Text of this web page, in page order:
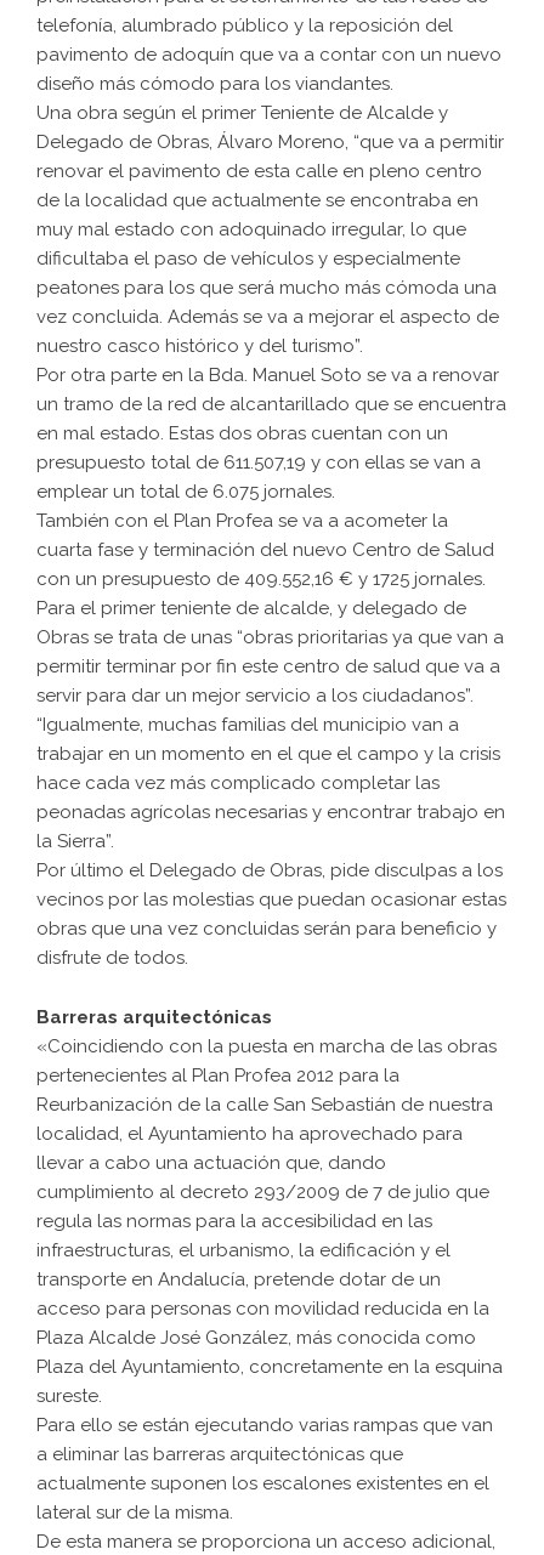
telefonía, alumbrado público y la reposición del
pavimento de adoquín que va a contar con un nuevo
diseño más cómodo para los viandantes.
Una obra según el primer Teniente de Alcalde y
Delegado de Obras, Álvaro Moreno, “que va a permitir
renovar el pavimento de esta calle en pleno centro
de la localidad que actualmente se encontraba en
muy mal estado con adoquinado irregular, lo que
dificultaba el paso de vehículos y especialmente
peatones para los que será mucho más cómoda una
vez concluida. Además se va a mejorar el aspecto de
nuestro casco histórico y del turismo”.
Por otra parte en la Bda. Manuel Soto se va a renovar
un tramo de la red de alcantarillado que se encuentra
en mal estado. Estas dos obras cuentan con un
presupuesto total de 611.507,19 y con ellas se van a
emplear un total de 6.075 jornales.
También con el Plan Profea se va a acometer la
cuarta fase y terminación del nuevo Centro de Salud
con un presupuesto de 409.552,16 € y 1725 jornales.
Para el primer teniente de alcalde, y delegado de
Obras se trata de unas “obras prioritarias ya que van a
permitir terminar por fin este centro de salud que va a
servir para dar un mejor servicio a los ciudadanos”.
“Igualmente, muchas familias del municipio van a
trabajar en un momento en el que el campo y la crisis
hace cada vez más complicado completar las
peonadas agrícolas necesarias y encontrar trabajo en
la Sierra”.
Por último el Delegado de Obras, pide disculpas a los
vecinos por las molestias que puedan ocasionar estas
obras que una vez concluidas serán para beneficio y
disfrute de todos.
Barreras arquitectónicas
«Coincidiendo con la puesta en marcha de las obras
pertenecientes al Plan Profea 2012 para la
Reurbanización de la calle San Sebastián de nuestra
localidad, el Ayuntamiento ha aprovechado para
llevar a cabo una actuación que, dando
cumplimiento al decreto 293/2009 de 7 de julio que
regula las normas para la accesibilidad en las
infraestructuras, el urbanismo, la edificación y el
transporte en Andalucía, pretende dotar de un
acceso para personas con movilidad reducida en la
Plaza Alcalde José González, más conocida como
Plaza del Ayuntamiento, concretamente en la esquina
sureste.
Para ello se están ejecutando varias rampas que van
a eliminar las barreras arquitectónicas que
actualmente suponen los escalones existentes en el
lateral sur de la misma.
De esta manera se proporciona un acceso adicional,